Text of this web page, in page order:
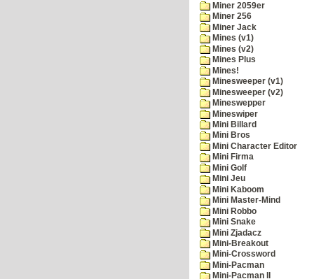
Miner 2059er
Miner 256
Miner Jack
Mines (v1)
Mines (v2)
Mines Plus
Mines!
Minesweeper (v1)
Minesweeper (v2)
Mineswepper
Mineswiper
Mini Billard
Mini Bros
Mini Character Editor
Mini Firma
Mini Golf
Mini Jeu
Mini Kaboom
Mini Master-Mind
Mini Robbo
Mini Snake
Mini Zjadacz
Mini-Breakout
Mini-Crossword
Mini-Pacman
Mini-Pacman II